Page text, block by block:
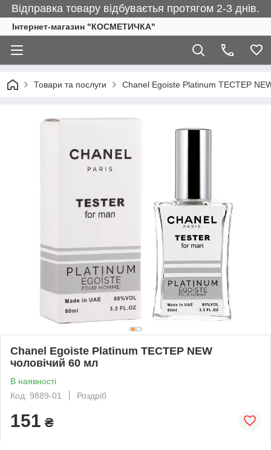
Відправка товару відбуваєтья протягом 2-3 днів.
Інтернет-магазин "КОСМЕТИЧКА"
Товари та послуги Chanel Egoiste Platinum ТЕСТЕР
Chanel Egoiste Platinum ТЕСТЕР NEW
чоловічий 60 мл
В наявності
Код: 9889-01
Роздріб
151 ₴